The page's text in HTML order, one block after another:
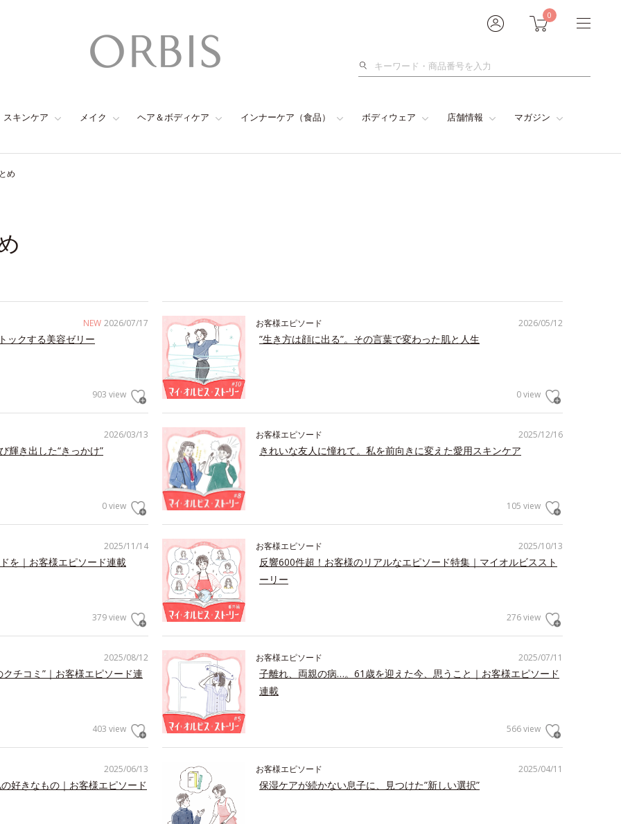
0
検
スキンケア メイク ヘア＆ボディケア インナーケア（食品） ボディウェア 店舗情報 マガジン
め
NEW 2026/07/17
ックする美容ゼリー
903 view
2026/05/12
お客様エピソード
”生き方は顔に出る”。その言葉で変わった肌と人生
0 view
2026/03/13
輝き出した“きっかけ”
0 view
2025/12/16
お客様エピソード
きれいな友人に憧れて。私を前向きに変えた愛用スキンケア
105 view
2025/11/14
を｜お客様エピソード連載
379 view
2025/10/13
お客様エピソード
反響600件超！お客様のリアルなエピソード特集｜マイオルビススト
ーリー
276 view
2025/08/12
チコミ”｜お客様エピソード連
403 view
2025/07/11
お客様エピソード
子離れ、両親の病…。61歳を迎えた今、思うこと｜お客様エピソード
連載
566 view
2025/06/13
好きなもの｜お客様エピソード
2025/04/11
お客様エピソード
保湿ケアが続かない息子に、見つけた”新しい選択”